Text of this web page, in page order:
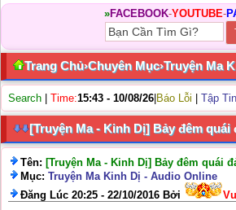
»FACEBOOK-YOUTUBE-
Trang Chủ›Chuyên Mục›Truyện Ma
Search Time:15:43 - 10/08/26 Báo Lỗi Tập
[Truyện Ma - Kinh Dị] Bảy đêm quái
Tên: [Truyện Ma - Kinh Dị] Bảy đêm quái
Mục: Truyện Ma Kinh Dị - Audio Online
Đăng Lúc 20:25 - 22/10/2016 Bởi